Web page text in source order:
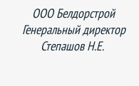
ООО Белдорстрой
Генеральный директор
Степашов Н.Е.